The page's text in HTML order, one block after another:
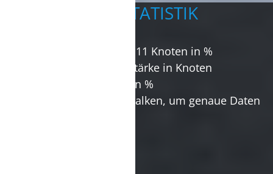
WINDSTATISTIK
Wahrscheinlichkeit über 11 Knoten in %
Durchschnittliche Windstärke in Knoten
Optimale Windrichtung in %
Führe die Maus über die Balken, um genaue Daten